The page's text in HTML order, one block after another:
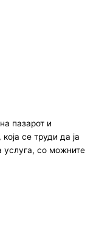
пазарот и
се труди да ја
услуга, со можните